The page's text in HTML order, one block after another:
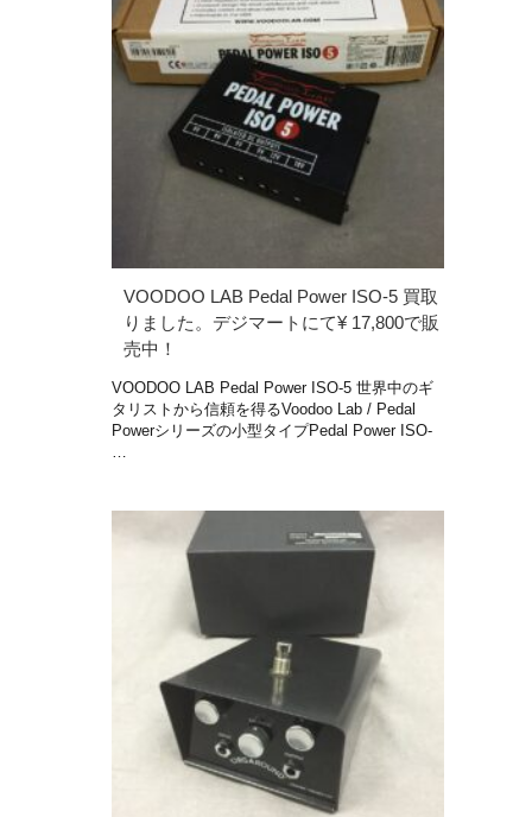
VOODOO LAB Pedal Power ISO-5 買取
りました。デジマートにて¥ 17,800で販
売中！
VOODOO LAB Pedal Power ISO-5 世界中のギ
タリストから信頼を得るVoodoo Lab / Pedal
Powerシリーズの小型タイプPedal Power ISO-